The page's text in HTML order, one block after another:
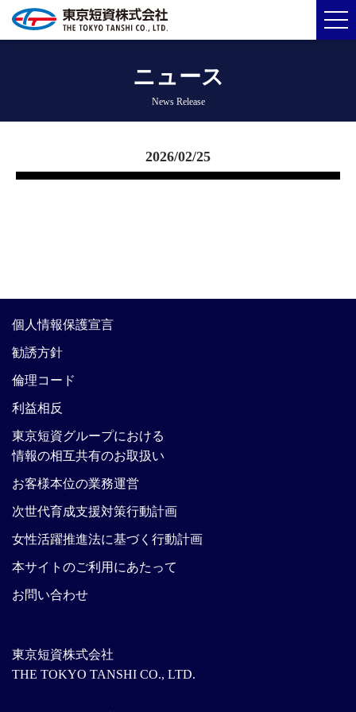
ニュース
News Release
2026/02/25
東京短資株式会社
THE TOKYO TANSHI CO., LTD.
個人情報保護宣言
勧誘方針
倫理コード
利益相反
東京短資グループにおける
情報の相互共有のお取扱い
お客様本位の業務運営
次世代育成支援対策行動計画
女性活躍推進法に基づく行動計画
本サイトのご利用にあたって
お問い合わせ